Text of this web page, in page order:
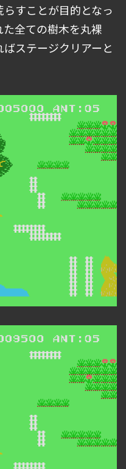
すことが目的となっ
全ての樹木を丸裸
ばステージクリアーと